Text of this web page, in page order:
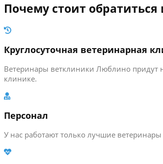
Почему стоит
Круглосуточная ветеринарная
Ветеринары ветклиники Люблино придут
клинике.
Персонал
У нас работают только лучшие